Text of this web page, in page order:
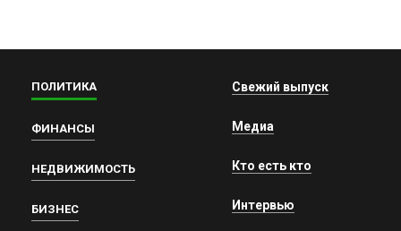
ПОЛИТИКА
ФИНАНСЫ
НЕДВИЖИМОСТЬ
БИЗНЕС
Свежий выпуск
Медиа
Кто есть кто
Интервью